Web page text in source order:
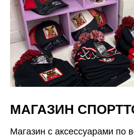
МАГАЗИН
Магазин с аксессуарами по